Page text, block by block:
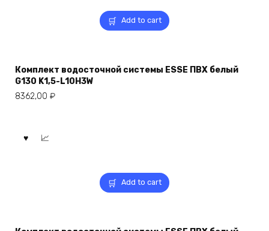
Add to cart
Комплект водосточной системы ESSE ПВХ белый
G130 K1,5-L10H3W
8362,00 ₽
Add to cart